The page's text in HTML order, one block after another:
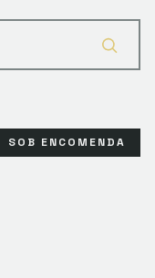
SOB ENCOMENDA